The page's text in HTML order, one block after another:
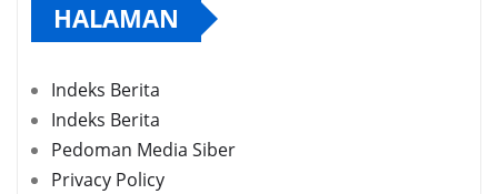
HALAMAN
Indeks Berita
Indeks Berita
Pedoman Media Siber
Privacy Policy